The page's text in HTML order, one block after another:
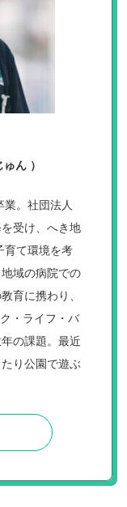
ん ）
。社団法人
受け、へき地
育て環境を考
域の病院での
育に携わり、
・ライフ・バ
の課題。最近
り公園で遊ぶ